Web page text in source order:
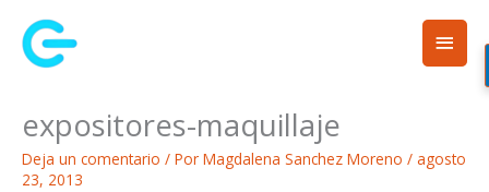
contenido
expositores-maquillaje
Deja un comentario / Por Magdalena Sanchez Moreno / agosto
23, 2013